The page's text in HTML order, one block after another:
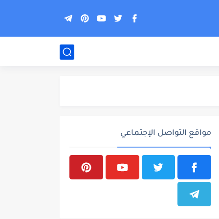
مواقع التواصل الإجتماعي